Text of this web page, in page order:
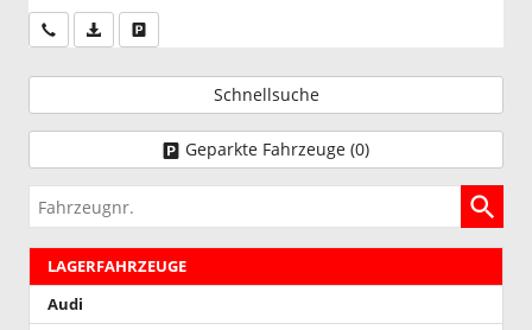
Wir rufen Sie anPDF-Datei, Fahrzeugexposé drucken
Schnellsuche
Geparkte Fahrzeuge (0)
Fahrzeugnr.
LAGERFAHRZEUGE
Audi